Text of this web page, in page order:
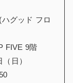
グッド フロ
FIVE 9階
日）